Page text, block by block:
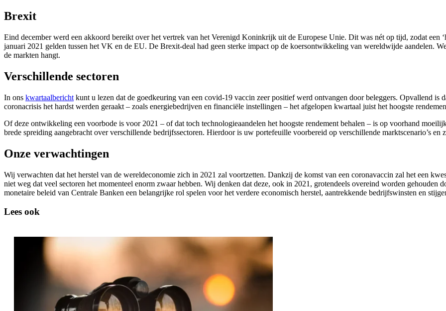
Brexit
Eind december werd een akkoord bereikt over het vertrek van het Verenigd Koninkrijk uit de Europese Unie. Dit was nét op tijd, zodat een
januari 2021 gelden tussen het VK en de EU. De Brexit-deal had geen sterke impact op de koersontwikkeling van wereldwijde aandelen.
de markten hangt.
Verschillende sectoren
In ons kwartaalbericht kunt u lezen dat de goedkeuring van een covid-19 vaccin zeer positief werd ontvangen door beleggers. Opvallend is
coronacrisis het hardst werden geraakt – zoals energiebedrijven en financiële instellingen – het afgelopen kwartaal juist het hoogste
Of deze ontwikkeling een voorbode is voor 2021 – of dat toch technologieaandelen het hoogste rendement behalen – is op voorhand
brede spreiding aangebracht over verschillende bedrijfssectoren. Hierdoor is uw portefeuille voorbereid op verschillende marktscenario’s
Onze verwachtingen
Wij verwachten dat het herstel van de wereldeconomie zich in 2021 zal voortzetten. Dankzij de komst van een coronavaccin zal het een
niet weg dat veel sectoren het momenteel enorm zwaar hebben. Wij denken dat deze, ook in 2021, grotendeels overeind worden gehouden
monetaire beleid van Centrale Banken een belangrijke rol spelen voor het verdere economisch herstel, aantrekkende bedrijfswinsten en
Lees ook